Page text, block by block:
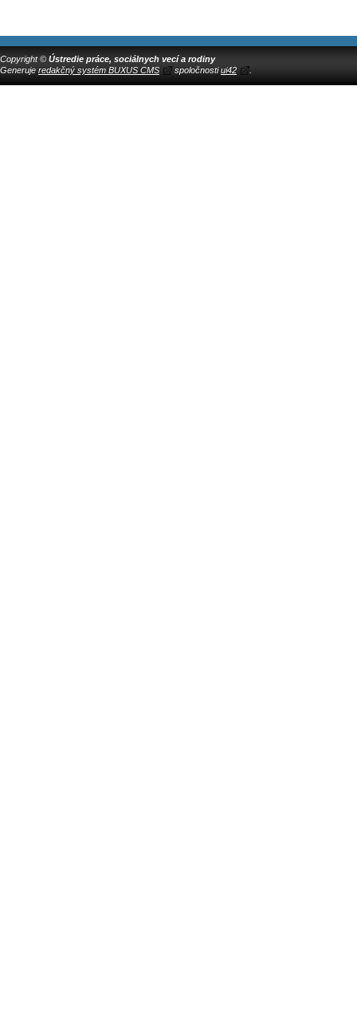
Copyright © Ústredie práce, sociálnych vecí a rodiny
Generuje redakčný systém BUXUS CMS spoločnostiui42